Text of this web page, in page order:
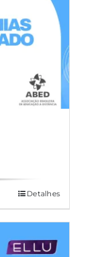
Detalhes